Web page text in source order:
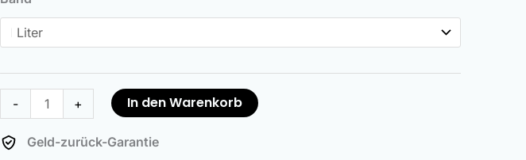
- + In den Warenkorb
Geld-zurück-Garantie